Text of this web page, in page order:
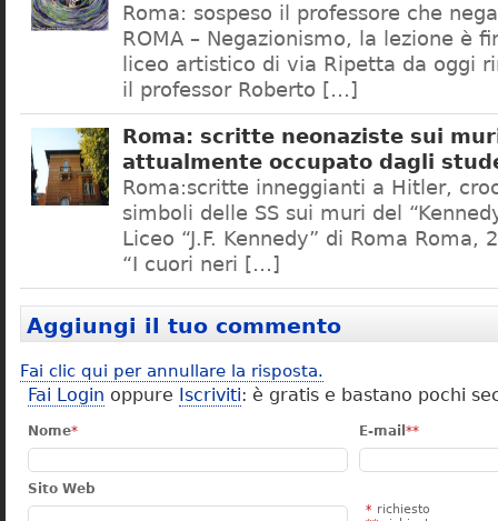
Roma: sospeso il professore che
ROMA – Negazionismo, la lezione è
liceo artistico di via Ripetta da oggi
il professor Roberto […]
Roma: scritte neonaziste sui
attualmente occupato dagli
Roma:scritte inneggianti a Hitler,
simboli delle SS sui muri del
Liceo “J.F. Kennedy” di Roma Roma,
“I cuori neri […]
Aggiungi il tuo commento
Fai clic qui per annullare la risposta.
Fai Login oppure Iscriviti: è gratis e bastano pochi
Nome* E-mail **
Sito Web
* richiesto